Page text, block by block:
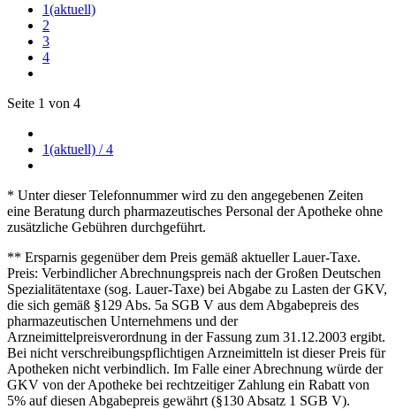
1(aktuell)
2
3
4
Seite 1 von 4
1(aktuell) / 4
* Unter dieser Telefonnummer wird zu den angegebenen Zeiten
eine Beratung durch pharmazeutisches Personal der Apotheke ohne
zusätzliche Gebühren durchgeführt.
** Ersparnis gegenüber dem Preis gemäß aktueller Lauer-Taxe.
Preis: Verbindlicher Abrechnungspreis nach der Großen Deutschen
Spezialitätentaxe (sog. Lauer-Taxe) bei Abgabe zu Lasten der GKV,
die sich gemäß §129 Abs. 5a SGB V aus dem Abgabepreis des
pharmazeutischen Unternehmens und der
Arzneimittelpreisverordnung in der Fassung zum 31.12.2003 ergibt.
Bei nicht verschreibungspflichtigen Arzneimitteln ist dieser Preis für
Apotheken nicht verbindlich. Im Falle einer Abrechnung würde der
GKV von der Apotheke bei rechtzeitiger Zahlung ein Rabatt von
5% auf diesen Abgabepreis gewährt (§130 Absatz 1 SGB V).